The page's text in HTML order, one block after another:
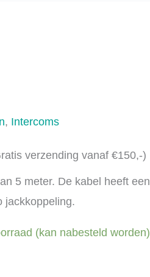
, Intercoms
verzending vanaf €150,-)
5 meter. De kabel heeft een
jackkoppeling.
(kan nabesteld worden)